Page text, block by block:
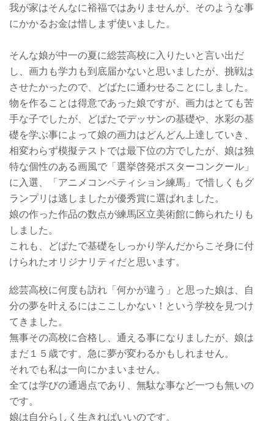
我が家はそんなに裕福ではありませんが、そのような事
にかかるお金は惜しまず使いました。
そんな娘が中一の夏に総芸高校に入りたいと言い出だ
し、画力も学力も到底届かないと思いましたが、挑戦は
させたかったので、どばたに通わせることにしました。
物を作ることは得意であった娘ですが、画力はとても苦
手な子でしたが、どばたでデッサンの基礎や、水彩の基
礎を学ぶ事によって娘の画力はどんどん上達していき、
相変わらず模擬テストでは最下位の方でしたが、娘は独
特な個性のある画風で「選挙啓発ポスターコンクール」
に入選、「アニメコンペティション練馬」で惜しくもグ
ランプリは逃しましたが優秀賞に選ばれました。
娘の作った作品の数点が練馬区立美術館に飾られたりも
しました。
これも、どばたで基礎をしっかり学んだからこそ身に付
けられたオリジナリティだと思います。
総芸高校に何度も訪れ「何かが違う」と思った娘は、自
分の夢を叶えるにはここしかない！という学校を見つけ
てきました。
無事その高校に合格し、通える事になりましたが、娘は
まだ１５歳です。急に夢が変わるかもしれません。
それでも私は一向にかまいません。
全ては学びの通過点であり、無駄な事など一つも無いの
です。
娘は自分らしく生きればいいのです。